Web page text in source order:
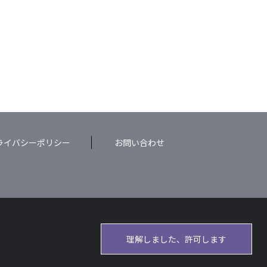
イバシーポリシー お問い合わせ
理解しました、許可します